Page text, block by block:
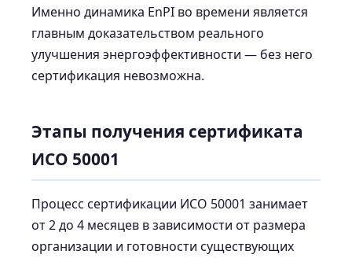
Именно динамика EnPI во времени является
главным доказательством реального
улучшения энергоэффективности — без него
сертификация невозможна.
Этапы получения сертификата
ИСО 50001
Процесс сертификации ИСО 50001 занимает
от 2 до 4 месяцев в зависимости от размера
организации и готовности существующих